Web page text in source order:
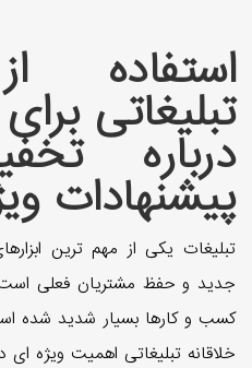
استفاده
تبلیغاتی
درباره
پیشنهادات
تبلیغات یکی از مهم ترین
جدید و حفظ مشتریان فعلی است.
کسب و کارها بسیار شدید شده
خلاقانه تبلیغاتی اهمیت ویژه